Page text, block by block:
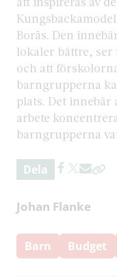
Borås. Den
lokaler bättre, ser
och att
barngrupperna
plats. Det innebär
arbete
barngrupperna
Dela
Johan Flanke
Barn Budget